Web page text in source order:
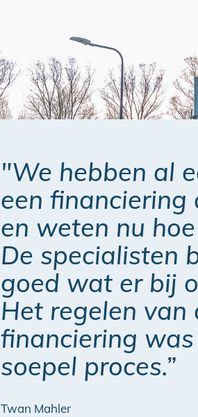
"We hebben al
een
en weten nu
De specialisten
goed wat er bij
Het regelen van
financiering was
soepel proces.”
Twan Mahler